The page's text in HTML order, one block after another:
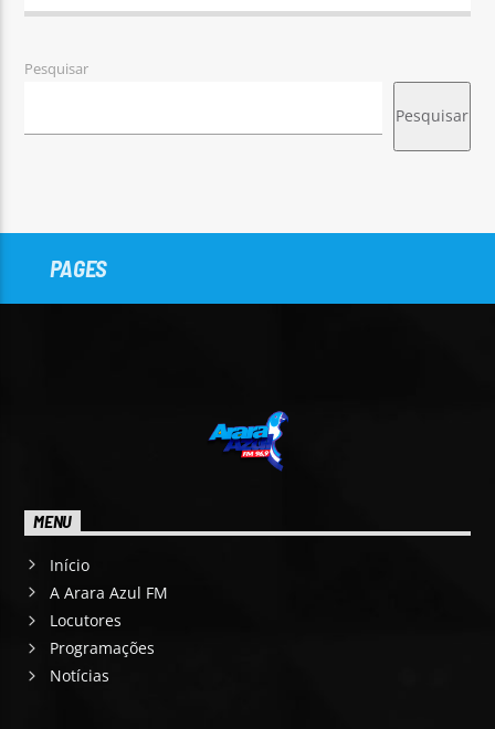
Pesquisar
Pesquisar
PAGES
MENU
Início
A Arara Azul FM
Locutores
Programações
Notícias